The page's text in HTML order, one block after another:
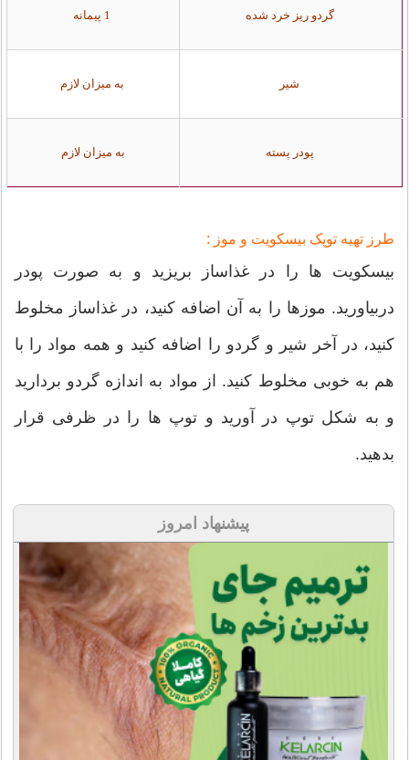
گردو ريز خرد شده
شیر به ميزان لازم
پودر پسته به ميزان لازم
طرز تهیه توپک بیسکویت و موز :
بيسكويت ها را در غذاساز بریزید و به صورت پودر
دربیاورید. موزها را به آن اضافه كنید، در غذاساز مخلوط
کنید، در آخر شير و گردو را اضافه کنید و همه مواد را با
هم به خوبی مخلوط کنید. از مواد به اندازه گردو بردارید
و به شكل توپ در آورید و توپ ها را در ظرفی قرار
بدهید.
پیشنهاد امروز